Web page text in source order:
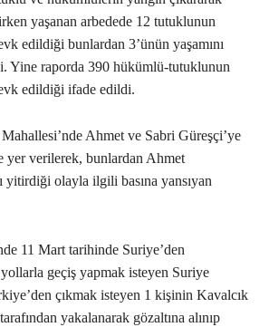
yaşanan arbedede 12 tutuklunun
edildiği bunlardan 3’ünün yaşamını
Yine raporda 390 hükümlü-tutuklunun
edildiği ifade edildi.
Ahmet ve Sabri Güreşçi’ye
yer verilerek, bunlardan Ahmet
yitirdiği olayla ilgili basına yansıyan
11 Mart tarihinde Suriye’den
yollarla geçiş yapmak isteyen Suriye
çıkmak isteyen 1 kişinin Kavalcık
yakalanarak gözaltına alınıp